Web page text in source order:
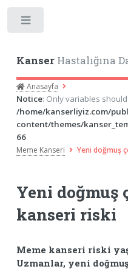
KanserHastalığına
Anasayfa
Notice: Only variables
/home/kanserliyiz.com/
content/themes/
66
Meme Kanseri Yeni doğmuş
Yeni doğmuş
kanseri riski
Meme kanseri riski
Uzmanlar, yeni